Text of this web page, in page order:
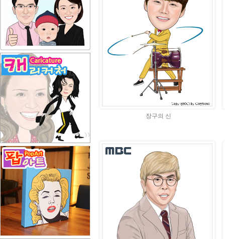
장구의 신